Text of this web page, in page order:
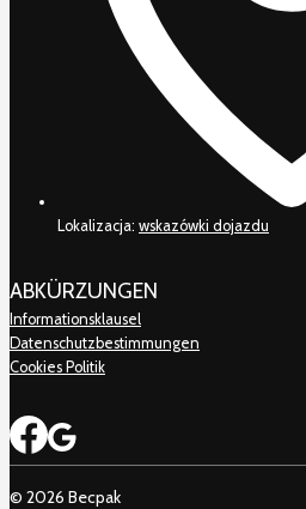
Lokalizacja: wskazówki dojazdu
ABKÜRZUNGEN
Informationsklausel
Datenschutzbestimmungen
Cookies Politik
© 2026 Becpak